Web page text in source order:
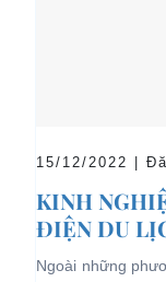
15/12/2022 |
KINH
ĐIỆN DU
QUANH ĐÀ
Ngoài những